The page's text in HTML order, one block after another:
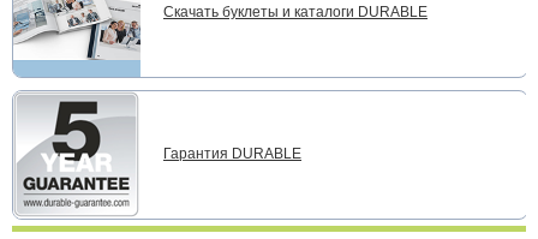
Скачать буклеты и каталоги DURABLE
Гарантия DURABLE